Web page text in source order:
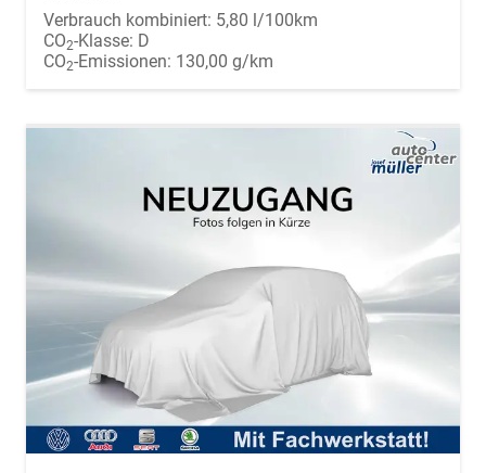
Verbrauch kombiniert: 5,80 l/100km
CO2-Klasse: D
CO2-Emissionen: 130,00 g/km